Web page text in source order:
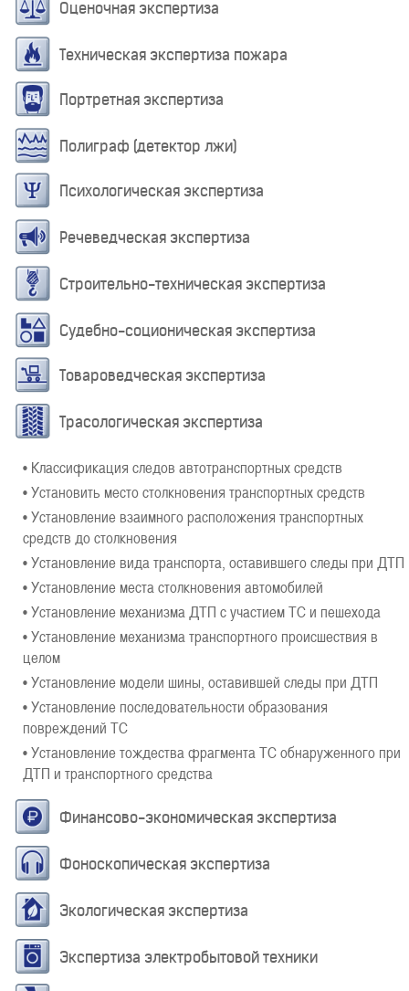
Оценочная экспертиза
Техническая экспертиза пожара
Портретная экспертиза
Полиграф (детектор лжи)
Психологическая экспертиза
Речеведческая экспертиза
Строительно-техническая экспертиза
Судебно-соционическая экспертиза
Товароведческая экспертиза
Трасологическая экспертиза
• Классификация следов автотранспортных средств
• Установить место столкновения транспортных средств
• Установление взаимного расположения транспортных
средств до столкновения
• Установление вида транспорта, оставившего следы при ДТП
• Установление места столкновения автомобилей
• Установление механизма ДТП с участием ТС и пешехода
• Установление механизма транспортного происшествия в
целом
• Установление модели шины, оставившей следы при ДТП
• Установление последовательности образования
повреждений ТС
• Установление тождества фрагмента ТС обнаруженного при
ДТП и транспортного средства
Финансово-экономическая экспертиза
Фоноскопическая экспертиза
Экологическая экспертиза
Экспертиза электробытовой техники